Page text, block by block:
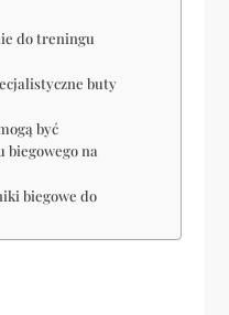
do treningu
buty
być
biegowego na
biegowe do